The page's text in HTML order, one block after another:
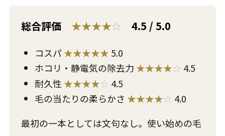
総合評価 ★★★★☆ 4.5 / 5.0
コスパ ★★★★★ 5.0
ホコリ・静電気の除去力 ★★★★☆ 4.5
耐久性 ★★★★☆ 4.5
毛の当たりの柔らかさ ★★★★☆ 4.0
最初の一本としては文句なし。使い始めの毛